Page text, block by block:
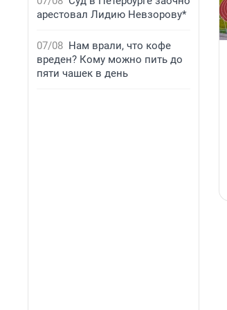
арестовал Лидию Невзорову*
07/08 Нам врали, что кофе
вреден? Кому можно пить до
пяти чашек в день